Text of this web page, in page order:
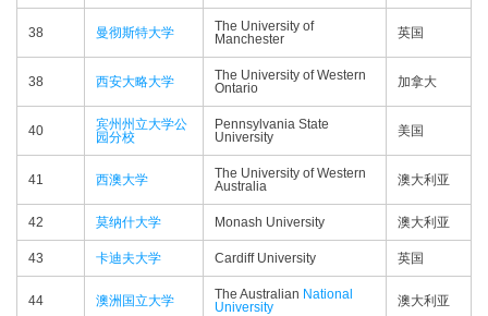
38 曼彻斯特大学
The University of
Manchester
英国
38 西安大略大学
The University of Western
Ontario
加拿大
40
宾州州立大学公
园分校
Pennsylvania State
University
美国
41 西澳大学
The University of Western
Australia
澳大利亚
42 莫纳什大学 Monash University 澳大利亚
43 卡迪夫大学 Cardiff University 英国
44 澳洲国立大学 The Australian National
University
澳大利亚